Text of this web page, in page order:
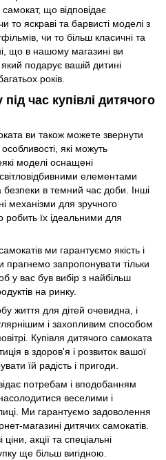
що відповідає
яскраві та барвисті моделі з
чи то більш класичні та
що в нашому магазині ви
подарує вашій дитині
років.
час купівлі дитячого
ви також можете звернути
які можуть
моделі оснащені
елементами
в темний час доби. Інші
механізми для зручного
робить їх ідеальними для
ми гарантуємо якість і
прагнемо запропонувати тільки
у вас був вибір з найбільш
на ринку.
життя для дітей очевидна, і
і захопливим способом
Купівля дитячого самоката
в здоров'я і розвиток вашої
їй радість і пригоди.
потребам і вподобанням
веселими і
Ми гарантуємо задоволення
магазині дитячих самокатів.
акції та спеціальні
ще більш вигідною.